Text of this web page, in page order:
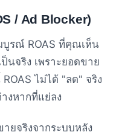
/ Ad Blocker)
บูรณ์ ROAS ที่คุณเห็น
นจริง เพราะยอดขาย
ไม่ได้ "ลด" จริง
งหากที่แย่ลง
ยจริงจากระบบหลัง